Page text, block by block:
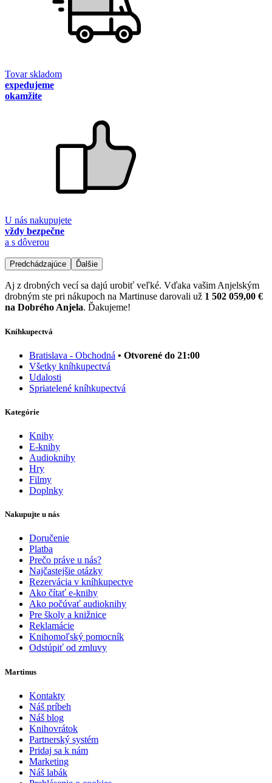
Tovar skladom
expedujeme
okamžite
U nás nakupujete
vždy bezpečne
a s dôverou
Predchádzajúce Ďalšie
Aj z drobných vecí sa dajú urobiť veľké. Vďaka vašim Anjelským
drobným ste pri nákupoch na Martinuse darovali už 1 502 059,00 €
na Dobrého Anjela. Ďakujeme!
Kníhkupectvá
Bratislava - Obchodná • Otvorené do 21:00
Všetky kníhkupectvá
Udalosti
Spriatelené kníhkupectvá
Kategórie
Knihy
E-knihy
Audioknihy
Hry
Filmy
Doplnky
Nakupujte u nás
Doručenie
Platba
Prečo práve u nás?
Najčastejšie otázky
Rezervácia v kníhkupectve
Ako čítať e-knihy
Ako počúvať audioknihy
Pre školy a knižnice
Reklamácie
Knihomoľský pomocník
Odstúpiť od zmluvy
Martinus
Kontakty
Náš príbeh
Náš blog
Knihovrátok
Partnerský systém
Pridaj sa k nám
Marketing
Náš labák